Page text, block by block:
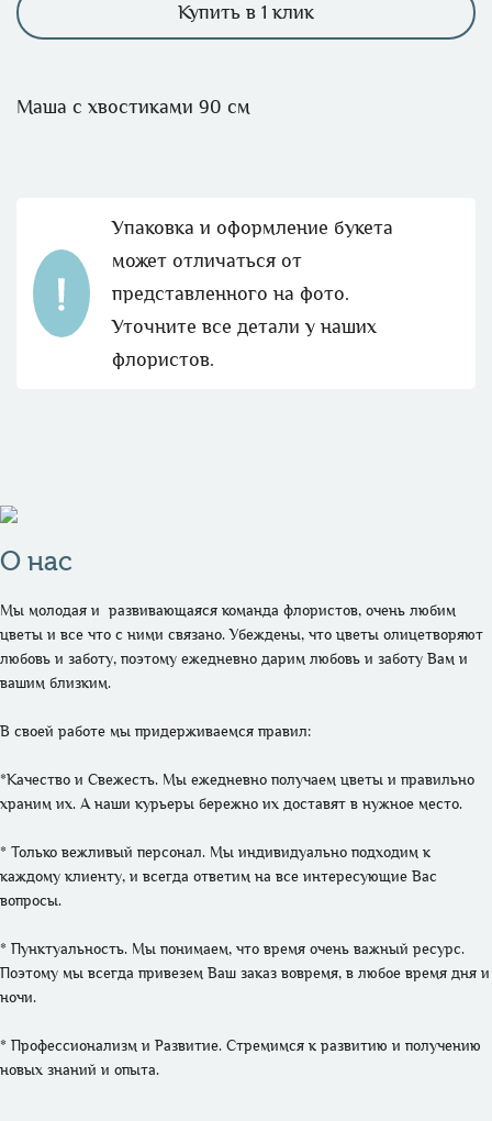
Купить в 1 клик
Маша с хвостиками 90 см
Упаковка и оформление букета
может отличаться от
представленного на фото.
Уточните все детали у наших
флористов.
О нас
Мы молодая и  развивающаяся команда флористов, очень любим
цветы и все что с ними связано. Убеждены, что цветы олицетворяют
любовь и заботу, поэтому ежедневно дарим любовь и заботу Вам и
вашим близким.
В своей работе мы придерживаемся правил:
*Качество и Свежесть. Мы ежедневно получаем цветы и правильно
храним их. А наши курьеры бережно их доставят в нужное место.
* Только вежливый персонал. Мы индивидуально подходим к
каждому клиенту, и всегда ответим на все интересующие Вас
вопросы.
* Пунктуальность. Мы понимаем, что время очень важный ресурс.
Поэтому мы всегда привезем Ваш заказ вовремя, в любое время дня и
ночи.
* Профессионализм и Развитие. Стремимся к развитию и получению
новых знаний и опыта.